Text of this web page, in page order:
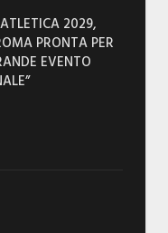
2029,
PRONTA PER
EVENTO